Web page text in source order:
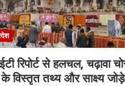
रिपोर्ट से हलचल, चढ़ावा
विस्तृत तथ्य और साक्ष्य